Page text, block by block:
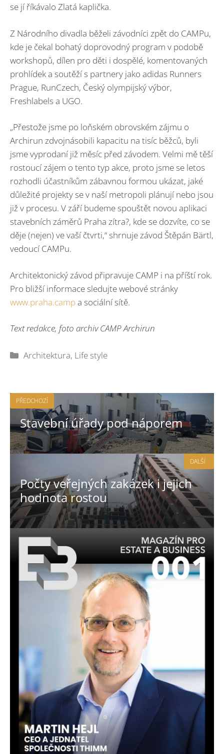
se jí říkávalo Zlatá kaplička.
Z Národního divadla běželi závodníci zpět do CAMPu,
kde je čekal bohatý doprovodný program v podobě
workshopů, dílen pro děti i dospělé, komentovaných
prohlídek a soutěží s partnery jako adidas Runners
Prague, RunCzech, Český olympijský výbor,
Freshlabels a UGO.
„Přestože jsme po loňském obrovském zájmu o
Archirun zdvojnásobili kapacitu na tisíc běžců, byli
jsme vyprodaní již měsíc před závodem. Velmi mě těší
rostoucí zájem o tento typ akce, proto jsme se letos
rozhodli účastníkům zábavnou formou ukázat, jaké
důležité projekty se v naší metropoli plánují nebo jsou
již v procesu. V září budeme spouštět novou aplikaci
stavebních záměrů Praha zítra?, kde se dozvíte, co se
děje (nejen) ve vaší čtvrti,“ shrnuje závod Štěpán Bärtl,
vedoucí CAMPu.
Architektonický závod připravuje CAMP i na příští rok.
Pro bližší informace sledujte webové stránky
www.praha.campa sociální sítě.
Text redakce, foto archiv CAMP Archirun
Rubriky
Architektura, Life style
PŘEDCHOZÍ
Stavební úřady pod náporem
Počty veřejných zakázek i jejich
hodnota rostou
DALŠÍ